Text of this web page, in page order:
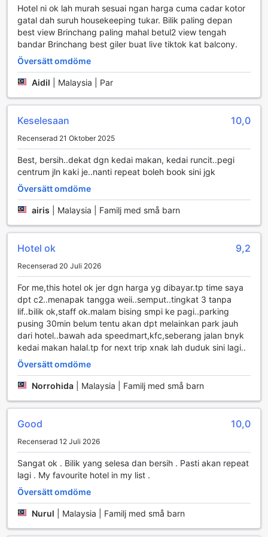
Sportfaciliteter på Hong Kong Hotel
Hong Kong Hotel i Cameron Highlands erbjuder en unik och
oförglömlig sportupplevelse med sin fantastiska golfbana
som ligger direkt på hotellets område. Denna golfbana är
perfekt för både nybörjare och erfarna golfare, och ger en
utmanande och njutbar spelupplevelse med sin vackra
natur och strategiskt placerade hål. Med den friska luften
och den spektakulära utsikten över de gröna kullarna, är
koppla av i en inspirerande miljö.
Golfbanan är designad för att erbjuda en balans mellan
utmaning och nöje, vilket gör den till en idealisk plats för att
träffa vänner eller njuta av en lugn dag på egen hand.
Oavsett om du vill förbättra ditt handicap eller bara njuta
av en avkopplande dag på greenen, kommer Hong Kong
Hotels golfbana att överträffa dina förväntningar och ge
dig en minnesvärd upplevelse mitt i den natursköna
Bekvämlighetsfaciliteter på Hong Kong Hotel
Hong Kong Hotel i Cameron Highlands erbjuder en rad
bekvämlighetsfaciliteter som gör din vistelse både bekväm
och minnesvärd. Vår professionella concierge är alltid
tillgänglig för att hjälpa dig med allt från att boka utflykter
till att ge rekommendationer om lokala restauranger och
sevärdheter. Med gratis Wi-Fi i alla rum och i de allmänna
utrymmena kan du enkelt hålla kontakten med vänner och
familj eller planera dina dagsaktiviteter utan några
bekymmer.
bagageförvaring, så att du kan utforska området utan att
behöva bära på tunga väskor. Dessutom finns det en
praktisk närbutik på hotellet, där du kan hitta allt du
behöver under din vistelse, från snacks till toalettartiklar.
Vår dagliga städning säkerställer att ditt rum alltid är
fräscht och inbjudande, så att du kan fokusera på att njuta
av din semester i denna vackra del av Malaysia.
Transportmöjligheter på Hong Kong Hotel
Hong Kong Hotel i Cameron Highlands erbjuder en rad
Hotel ni ok lah murah sesuai ngan harga cuma cadar kotor
gatal dah suruh housekeeping tukar. Bilik paling depan
best view Brinchang paling mahal betul2 view tengah
bandar Brinchang best giler buat live tiktok kat balcony.
Översätt omdöme
Aidil Malaysia | Par
Keselesaan 10,0
Recenserad 21 Oktober 2025
Best, bersih..dekat dgn kedai makan, kedai runcit..pegi
centrum jln kaki je..nanti repeat boleh book sini jgk
Översätt omdöme
airis Malaysia | Familj med små barn
Hotel ok 9,2
Recenserad 20 Juli 2026
For me,this hotel ok jer dgn harga yg dibayar.tp time saya
dpt c2..menapak tangga weii..semput..tingkat 3 tanpa
lif..bilik ok,staff ok.malam bising smpi ke pagi..parking
pusing 30min belum tentu akan dpt melainkan park jauh
dari hotel..bawah ada speedmart,kfc,seberang jalan bnyk
kedai makan halal.tp for next trip xnak lah duduk sini lagi..
Översätt omdöme
Norrohida Malaysia | Familj med små barn
Good 10,0
Recenserad 12 Juli 2026
Sangat ok . Bilik yang selesa dan bersih . Pasti akan repeat
lagi . My favourite hotel in my list .
Översätt omdöme
Nurul Malaysia | Familj med små barn